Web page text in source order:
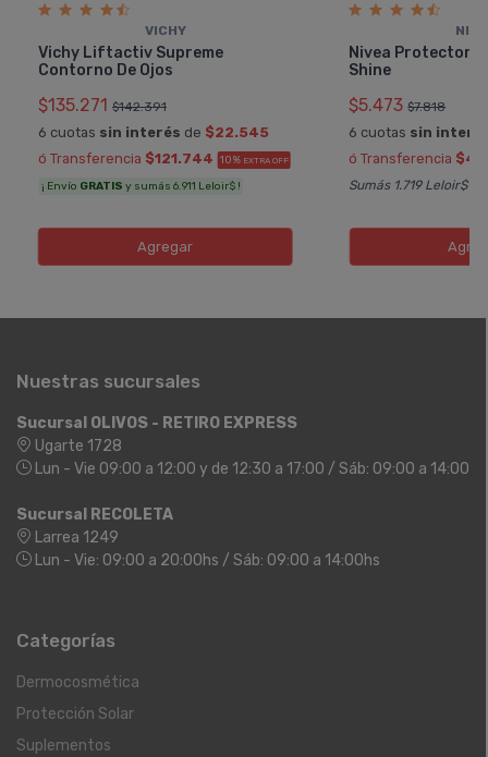
VICHY
Vichy Liftactiv Supreme
Contorno De Ojos
$135.271 $142.391
6 cuotas sin interés de $22.545
ó Transferencia $121.744 10% EXTRA OFF
¡ Envío GRATIS y sumás 6.911 Leloir$ !
Agregar
Nivea Protector
Shine
$5.473 $7.818
6 cuotas sin
ó Transferencia
Sumás 1.719 Leloir$
Nuestras sucursales
Sucursal OLIVOS - RETIRO EXPRESS
Ugarte 1728
Lun - Vie 09:00 a 12:00 y de 12:30 a 17:00 / Sáb: 09:00 a 14:00
Sucursal RECOLETA
Larrea 1249
Lun - Vie: 09:00 a 20:00hs / Sáb: 09:00 a 14:00hs
Categorías
Dermocosmética
Protección Solar
Suplementos